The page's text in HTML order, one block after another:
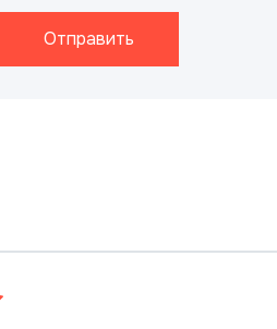
Отправить